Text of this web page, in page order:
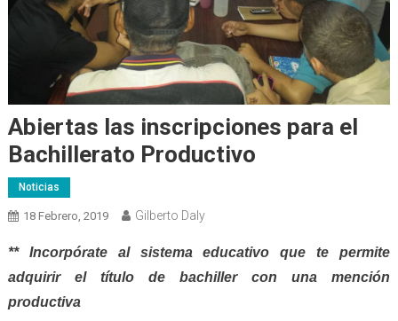
Abiertas las inscripciones para el
Bachillerato Productivo
Noticias
18 Febrero, 2019 Gilberto Daly
** Incorpórate al sistema educativo que te permite
adquirir el título de bachiller con una mención
productiva